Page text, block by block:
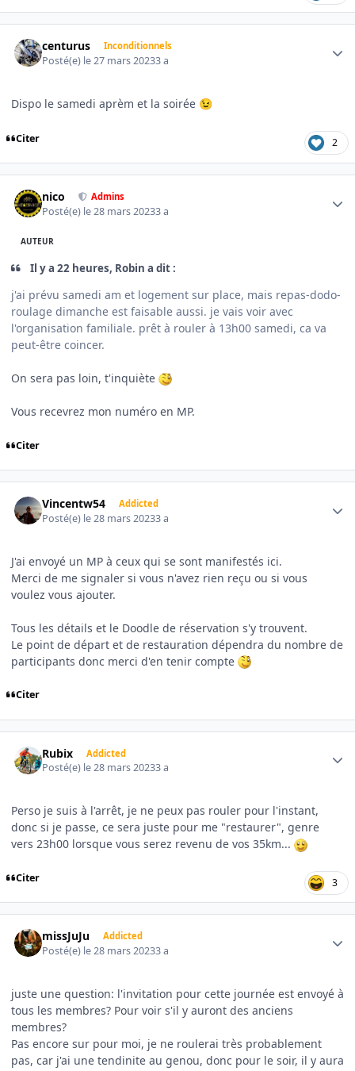
centurus Inconditionnels
Posté(e) le 27 mars 20233 a
Dispo le samedi aprèm et la soirée 😉
Citer 2
nico Admins
Posté(e) le 28 mars 20233 a
AUTEUR
Il y a 22 heures, Robin a dit :
j'ai prévu samedi am et logement sur place, mais repas-dodo-
roulage dimanche est faisable aussi. je vais voir avec
l'organisation familiale. prêt à rouler à 13h00 samedi, ca va
peut-être coincer.
On sera pas loin, t'inquiète
Vous recevrez mon numéro en MP.
Citer
Vincentw54 Addicted
Posté(e) le 28 mars 20233 a
J'ai envoyé un MP à ceux qui se sont manifestés ici.
Merci de me signaler si vous n'avez rien reçu ou si vous
voulez vous ajouter.
Tous les détails et le Doodle de réservation s'y trouvent.
Le point de départ et de restauration dépendra du nombre de
participants donc merci d'en tenir compte
Citer
Rubix Addicted
Posté(e) le 28 mars 20233 a
Perso je suis à l'arrêt, je ne peux pas rouler pour l'instant,
donc si je passe, ce sera juste pour me "restaurer", genre
vers 23h00 lorsque vous serez revenu de vos 35km...
Citer 3
missJuJu Addicted
Posté(e) le 28 mars 20233 a
juste une question: l'invitation pour cette journée est envoyé à
tous les membres? Pour voir s'il y auront des anciens
membres?
Pas encore sur pour moi, je ne roulerai très probablement
pas, car j'ai une tendinite au genou, donc pour le soir, il y aura